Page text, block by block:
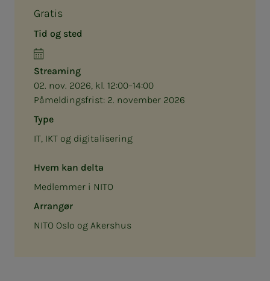
Gratis
Tid og sted
Streaming
02. nov. 2026, kl. 12:00–14:00
Påmeldingsfrist: 2. november 2026
Type
IT, IKT og digitalisering
Hvem kan delta
Medlemmer i NITO
Arrangør
NITO Oslo og Akershus